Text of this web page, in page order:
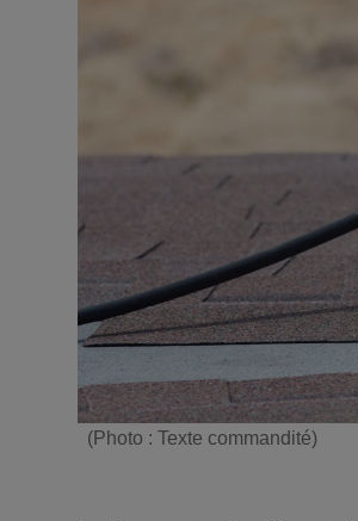
(Photo : Texte commandité)